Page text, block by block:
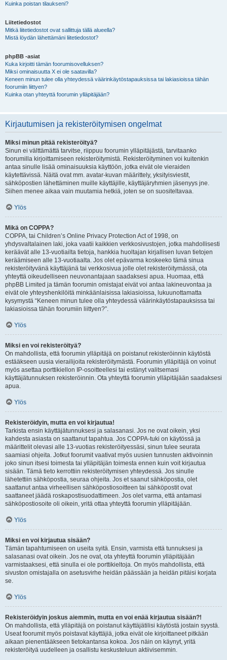
Kuinka poistan tilaukseni?
Liitetiedostot
Mitkä liitetiedostot ovat sallittuja tällä alueella?
Mistä löydän lähettämäni liitetiedostot?
phpBB -asiat
Kuka kirjoitti tämän foorumisovelluksen?
Miksi ominaisuutta X ei ole saatavilla?
Keneen minun tulee olla yhteydessä väärinkäytöstapauksissa tai lakiasioissa tähän
foorumiin liittyen?
Kuinka otan yhteyttä foorumin ylläpitäjään?
Kirjautumisen ja rekisteröitymisen ongelmat
Miksi minun pitää rekisteröityä?
Sinun ei välttämättä tarvitse, riippuu foorumin ylläpitäjästä, tarvitaanko
foorumilla kirjoittamiseen rekisteröitymistä. Rekisteröityminen voi kuitenkin
antaa sinulle lisää ominaisuuksia käyttöön, jotka eivät ole vieraiden
käytettävissä. Näitä ovat mm. avatar-kuvan määrittely, yksityisviestit,
sähköpostien lähettäminen muille käyttäjille, käyttäjäryhmien jäsenyys jne.
Siihen menee aikaa vain muutamia hetkiä, joten se on suositeltavaa.
Ylös
Mikä on COPPA?
COPPA, tai Children’s Online Privacy Protection Act of 1998, on
yhdysvaltalainen laki, joka vaatii kaikkien verkkosivustojen, jotka mahdollisesti
keräävät alle 13-vuotiailta tietoja, hankkia huoltajan kirjallisen luvan tietojen
keräämiseen alle 13-vuotiaalta. Jos olet epävarma koskeeko tämä sinua
rekisteröityvänä käyttäjänä tai verkkosivua jolle olet rekisteröitymässä, ota
yhteyttä oikeudelliseen neuvonantajaan saadaksesi apua. Huomaa, että
phpBB Limited ja tämän foorumin omistajat eivät voi antaa lakineuvontaa ja
eivät ole yhteyshenkilöitä minkäänlaisissa lakiasioissa, lukuunottamatta
kysymystä “Keneen minun tulee olla yhteydessä väärinkäytöstapauksissa tai
lakiasioissa tähän foorumiin liittyen?”.
Ylös
Miksi en voi rekisteröityä?
On mahdollista, että foorumin ylläpitäjä on poistanut rekisteröinnin käytöstä
estääkseen uusia vierailijoita rekisteröitymästä. Foorumin ylläpitäjä on voinut
myös asettaa porttikiellon IP-osoitteellesi tai estänyt valitsemasi
käyttäjätunnuksen rekisteröinnin. Ota yhteyttä foorumin ylläpitäjään saadaksesi
apua.
Ylös
Rekisteröidyin, mutta en voi kirjautua!
Tarkista ensin käyttäjätunnuksesi ja salasanasi. Jos ne ovat oikein, yksi
kahdesta asiasta on saattanut tapahtua. Jos COPPA-tuki on käytössä ja
määrittelit olevasi alle 13-vuotias rekisteröityessäsi, sinun tulee seurata
saamiasi ohjeita. Jotkut foorumit vaativat myös uusien tunnusten aktivoinnin
joko sinun itsesi toimesta tai ylläpitäjän toimesta ennen kuin voit kirjautua
sisään. Tämä tieto kerrottiin rekisteröitymisen yhteydessä. Jos sinulle
lähetettiin sähköpostia, seuraa ohjeita. Jos et saanut sähköpostia, olet
saattanut antaa virheellisen sähköpostiosoitteen tai sähköpostit ovat
saattaneet jäädä roskapostisuodattimeen. Jos olet varma, että antamasi
sähköpostiosoite oli oikein, yritä ottaa yhteyttä foorumin ylläpitäjään.
Ylös
Miksi en voi kirjautua sisään?
Tämän tapahtumiseen on useita syitä. Ensin, varmista että tunnuksesi ja
salasanasi ovat oikein. Jos ne ovat, ota yhteyttä foorumin ylläpitäjään
varmistaaksesi, että sinulla ei ole porttikieltoja. On myös mahdollista, että
sivuston omistajalla on asetusvirhe heidän päässään ja heidän pitäisi korjata
se.
Ylös
Rekisteröidyin joskus aiemmin, mutta en voi enää kirjautua sisään?!
On mahdollista, että ylläpitäjä on poistanut käyttäjätilisi käytöstä jostain syystä.
Useat foorumit myös poistavat käyttäjiä, jotka eivät ole kirjoittaneet pitkään
aikaan pienentääkseen tietokantansa kokoa. Jos näin on käynyt, yritä
rekisteröityä uudelleen ja osallistu keskusteluun aktiivisemmin.